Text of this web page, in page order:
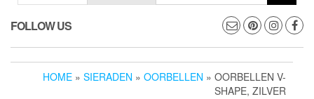
FOLLOW US
HOME » SIERADEN » OORBELLEN » OORBELLEN V-
SHAPE, ZILVER